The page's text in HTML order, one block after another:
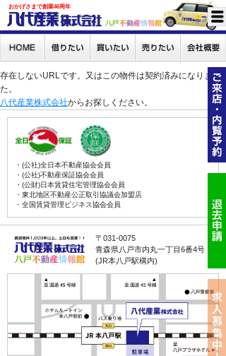
おかげさまで創業46周年
存在しないURLです。又はこの物件は契約済みになりまし
た。
八代産業株式会社からお探しください。
・(公社)全日本不動産協会会員
・(公社)不動産保証協会会員
・(公財)日本賃貸住宅管理協会会員
・東北地区不動産公正取引協議会加盟店
・全国賃貸管理ビジネス協会会員
〒031-0075
青森県八戸市内丸一丁目6番4号
(JR本八戸駅構内)